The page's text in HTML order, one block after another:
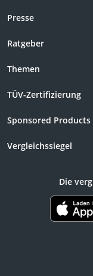
Presse
Ratgeber
Themen
TÜV-Zertifizierung
Sponsored Products
Vergleichssiegel
Die